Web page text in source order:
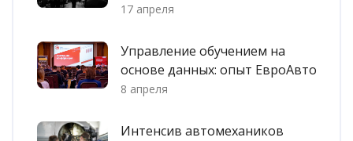
17 апреля
Управление обучением на
основе данных: опыт ЕвроАвто
8 апреля
Интенсив автомехаников